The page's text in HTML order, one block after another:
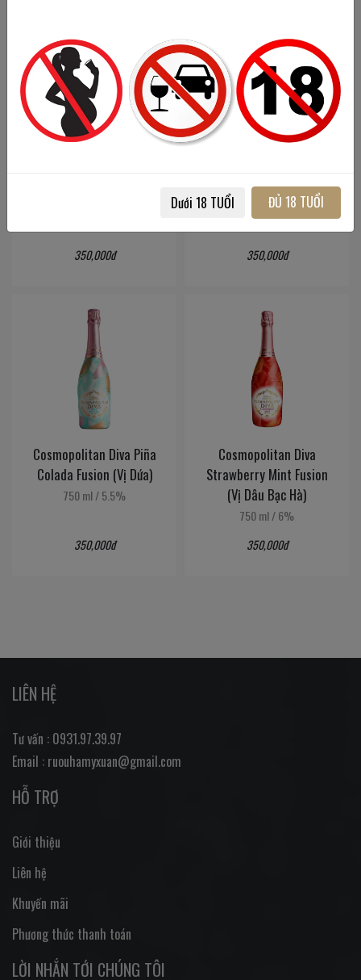
350,000đ
Passion Fusion (Vị Chanh
Dây)
350,000đ
Cosmopolitan Diva Piña
Colada Fusion (Vị Dứa)
750 ml/5.5%
350,000đ
Cosmopolitan Diva
Strawberry Mint Fusion
(Vị Dâu Bạc Hà)
750 ml/6%
350,000đ
LIÊN HỆ
Tư vấn : 0931.97.39.97
Email : ruouhamyxuan@gmail.com
HỖ TRỢ
Giới thiệu
Liên hệ
Khuyến mãi
Phương thức thanh toán
LỜI NHẮN TỚI CHÚNG TÔI
Dưới 18 TUỔI ĐỦ 18 TUỔI